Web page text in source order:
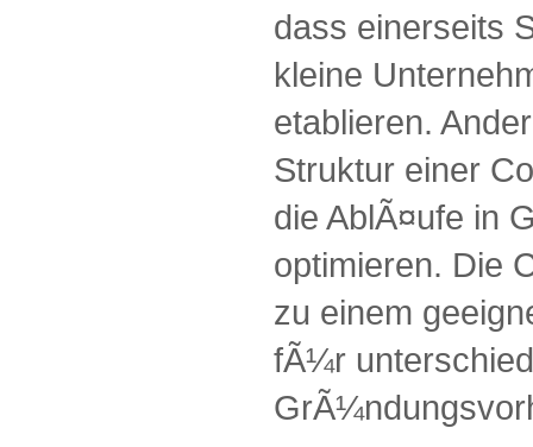
dass einerseits
kleine
etablieren.
Struktur einer
die AblÃ¤ufe in
optimieren. Die
zu einem
fÃ¼r